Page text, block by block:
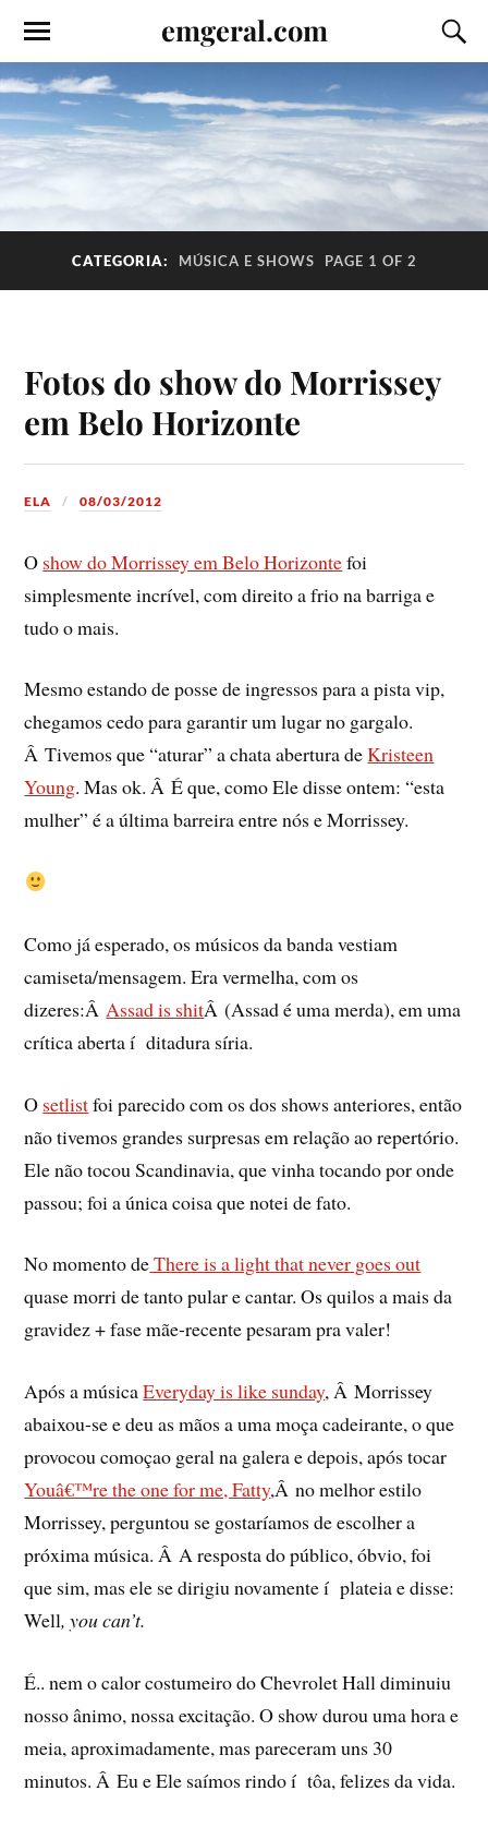
emgeral.com
CATEGORIA: MÚSICA E SHOWS PAGE 1 OF 2
Fotos do show do Morrissey
em Belo Horizonte
ELA 08/03/2012
O show do Morrissey em Belo Horizontefoi
simplesmente incrí­vel, com direito a frio na barriga e
tudo o mais.
Mesmo estando de posse de ingressos para a pista vip,
chegamos cedo para garantir um lugar no gargalo.
Â Tivemos que “aturar” a chata abertura deKristeen
Young. Mas ok. Â É que, como Ele disse ontem: “esta
mulher” é a última barreira entre nós e Morrissey.
Como já esperado, os músicos da banda vestiam
camiseta/mensagem. Era vermelha, com os
dizeres:ÂAssad is shitÂ (Assad é uma merda), em uma
crí­tica aberta í ditadura sí­ria.
O setlistfoi parecido com os dos shows anteriores, então
não tivemos grandes surpresas em relação ao repertório.
Ele não tocou Scandinavia, que vinha tocando por onde
passou; foi a única coisa que notei de fato.
No momento deThere is a light that never goes out
quase morri de tanto pular e cantar. Os quilos a mais da
gravidez + fase mãe-recente pesaram pra valer!
Após a músicaEveryday is like sunday, Â Morrissey
abaixou-se e deu as mãos a uma moça cadeirante, o que
provocou comoçao geral na galera e depois, após tocar
Youâ€™re the one for me, Fatty,Â no melhor estilo
Morrissey, perguntou se gostarí­amos de escolher a
próxima música. Â A resposta do público, óbvio, foi
que sim, mas ele se dirigiu novamente í plateia e disse:
Well, you can’t.
É.. nem o calor costumeiro do Chevrolet Hall diminuiu
nosso ânimo, nossa excitação. O show durou uma hora e
meia, aproximadamente, mas pareceram uns 30
minutos. Â Eu e Ele saí­mos rindo í tôa, felizes da vida.